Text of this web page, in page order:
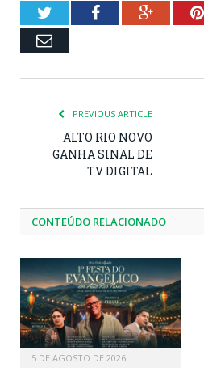
TwitterFacebookGoogle+
Email
PREVIOUS ARTICLE
ALTO RIO NOVO
GANHA SINAL DE
TV DIGITAL
CONTEÚDO RELACIONADO
5 DE AGOSTO DE 2026